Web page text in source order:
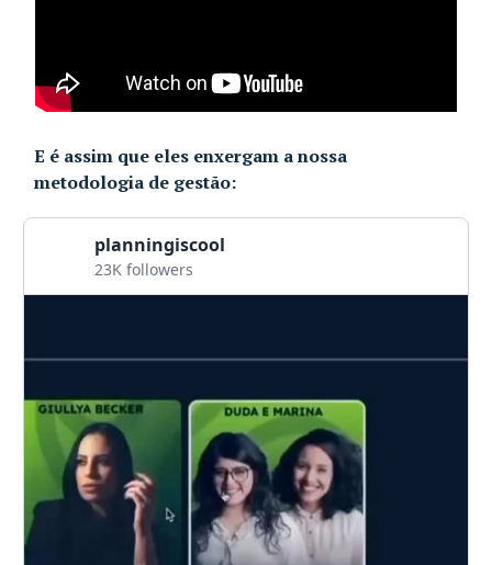
E é assim que eles enxergam a nossa
metodologia de gestão:
planningiscool
23K followers